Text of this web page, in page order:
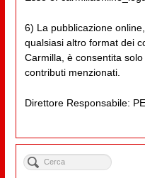
6) La pubblicazione
qualsiasi altro format dei
Carmilla, è consentita
contributi menzionati.
Direttore Responsabile: